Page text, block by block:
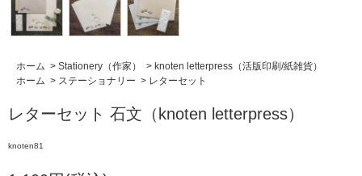
ホーム > Stationery（作家） > knoten letterpress（活版印刷/紙雑貨）
ホーム > ステーショナリー > レターセット
レターセット 石文（knoten letterpress）
knoten81